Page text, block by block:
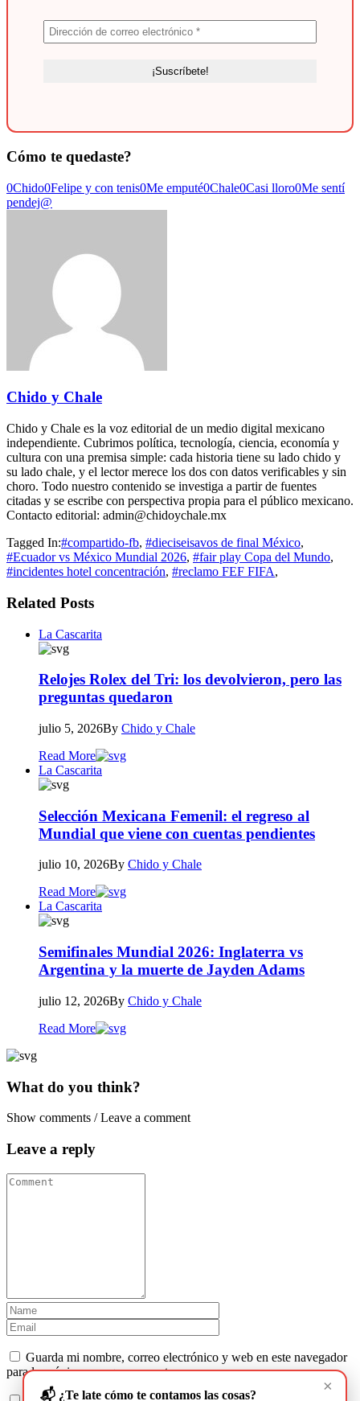
Cómo te quedaste?
0Chido0Felipe y con tenis0Me emputé0Chale0Casi lloro0Me sentí
pendej@
Chido y Chale
Chido y Chale es la voz editorial de un medio digital mexicano
independiente. Cubrimos política, tecnología, ciencia, economía y
cultura con una premisa simple: cada historia tiene su lado chido y
su lado chale, y el lector merece los dos con datos verificables y sin
choro. Todo nuestro contenido se investiga a partir de fuentes
citadas y se escribe con perspectiva propia para el público mexicano.
Contacto editorial: admin@chidoychale.mx
Tagged In:#compartido-fb, #dieciseisavos de final México,
#Ecuador vs México Mundial 2026, #fair play Copa del Mundo,
#incidentes hotel concentración, #reclamo FEF FIFA,
Related Posts
La Cascarita
Relojes Rolex del Tri: los devolvieron, pero las
preguntas quedaron
julio 5, 2026By Chido y Chale
Read More
La Cascarita
Selección Mexicana Femenil: el regreso al
Mundial que viene con cuentas pendientes
julio 10, 2026By Chido y Chale
Read More
La Cascarita
Semifinales Mundial 2026: Inglaterra vs
Argentina y la muerte de Jayden Adams
julio 12, 2026By Chido y Chale
Read More
What do you think?
Show comments / Leave a comment
Leave a reply
Guarda mi nombre, correo electrónico y web en este navegador
para la próxima vez que comente.
×
📬 ¿Te late cómo te contamos las cosas?